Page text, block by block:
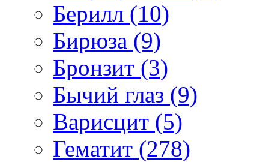
Берилл (10)
Бирюза (9)
Бронзит (3)
Бычий глаз (9)
Варисцит (5)
Гематит (278)